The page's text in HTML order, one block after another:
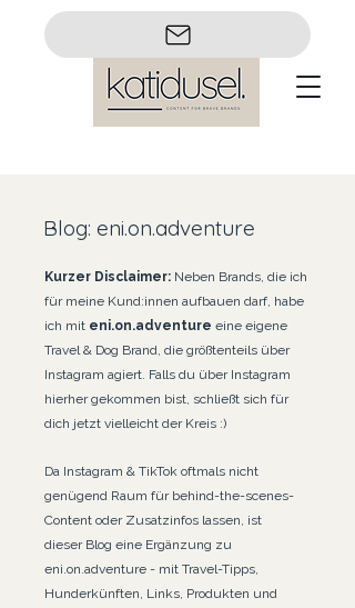
Blog: eni.on.adventure
Kurzer Disclaimer: Neben Brands, die ich
für meine Kund:innen aufbauen darf, habe
ich mit eni.on.adventure eine eigene
Travel & Dog Brand, die größtenteils über
Instagram agiert. Falls du über Instagram
hierher gekommen bist, schließt sich für
dich jetzt vielleicht der Kreis :)
Da Instagram & TikTok oftmals nicht
genügend Raum für behind-the-scenes-
Content oder Zusatzinfos lassen, ist
dieser Blog eine Ergänzung zu
eni.on.adventure - mit Travel-Tipps,
Hunderkünften, Links, Produkten und